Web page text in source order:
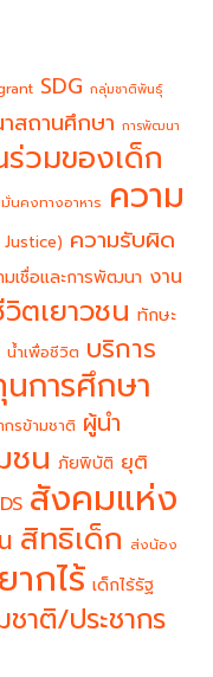
SDG กลุ่มชาติพันธุ์
สถานศึกษา การพัฒนา
วมของเด็ก
นคงทางอาหาร ความ
ความรับผิด
มเชื่อและการพัฒนา งาน
ตเยาวชน ทักษะ
น้ำเพื่อชีวิต บริการ
การศึกษา
กรข้ามชาติ ผู้นำ
น ภัยพิบัติ ยุติ
สังคมแห่ง
สิทธิเด็ก ส่งน้อง
ากไร้ เด็กไร้รัฐ
ชาติ/ประชากร